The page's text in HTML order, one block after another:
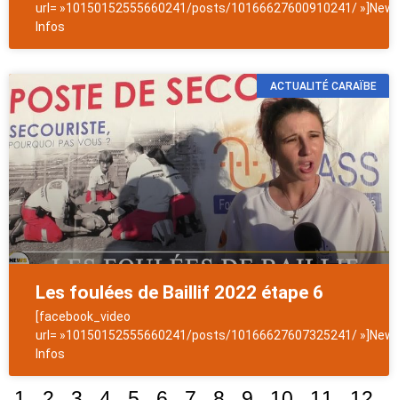
url= »10150152555660241/posts/10166627600910241/
Infos
ACTUALITÉ CARAÏBE
Les foulées de Baillif 2022 étape 6
[facebook_video
url= »10150152555660241/posts/10166627607325241/
Infos